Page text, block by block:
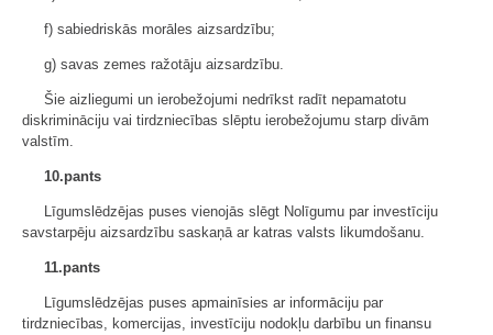
f) sabiedriskās morāles aizsardzību;
g) savas zemes ražotāju aizsardzību.
Šie aizliegumi un ierobežojumi nedrīkst radīt nepamatotu
diskrimināciju vai tirdzniecības slēptu ierobežojumu starp divām
valstīm.
10.pants
Līgumslēdzējas puses vienojās slēgt Nolīgumu par investīciju
savstarpēju aizsardzību saskaņā ar katras valsts likumdošanu.
11.pants
Līgumslēdzējas puses apmainīsies ar informāciju par
tirdzniecības, komercijas, investīciju nodokļu darbību un finansu